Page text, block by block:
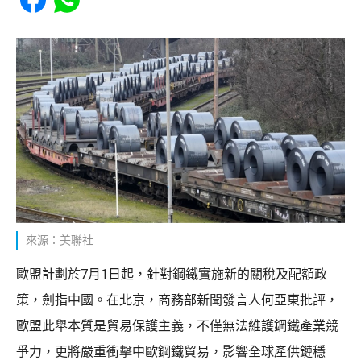
來源：美聯社
歐盟計劃於7月1日起，針對鋼鐵實施新的關稅及配額政
策，劍指中國。在北京，商務部新聞發言人何亞東批評，
歐盟此舉本質是貿易保護主義，不僅無法維護鋼鐵產業競
爭力，更將嚴重衝擊中歐鋼鐵貿易，影響全球產供鏈穩